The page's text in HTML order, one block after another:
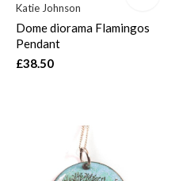
Katie Johnson
Dome diorama Flamingos
Pendant
£38.50